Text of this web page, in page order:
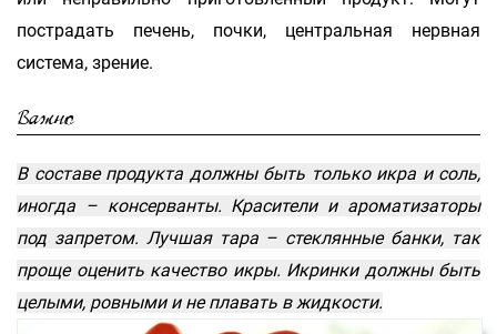
пострадать печень, почки, центральная нервная
система, зрение.
Важно
В составе продукта должны быть только икра и соль,
иногда – консерванты. Красители и ароматизаторы
под запретом. Лучшая тара – стеклянные банки, так
проще оценить качество икры. Икринки должны быть
целыми, ровными и не плавать в жидкости.